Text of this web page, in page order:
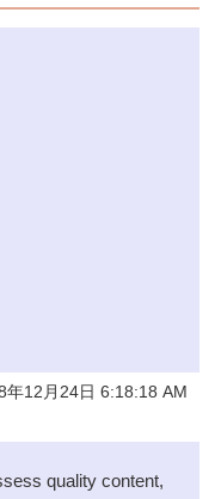
年12月24日 6:18:18 AM
quality content,